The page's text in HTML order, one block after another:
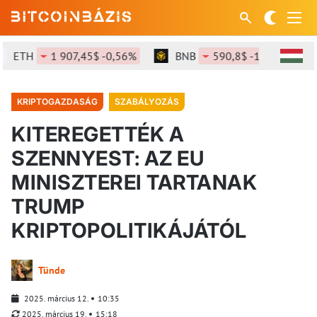
ETH 1 907,45$ -0,56% BNB 590,8$ -1,3%
KRIPTOGAZDASÁG SZABÁLYOZÁS
KITEREGETTÉK A
SZENNYEST: AZ EU
MINISZTEREI TARTANAK
TRUMP
KRIPTOPOLITIKÁJÁTÓL
Tünde
2025. március 12.
10:35
2025. március 19.
15:18